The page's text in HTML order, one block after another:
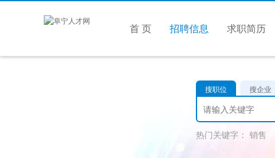
首 页 招聘信息 求职简历
搜职位
搜企业
热门关键字： 销售